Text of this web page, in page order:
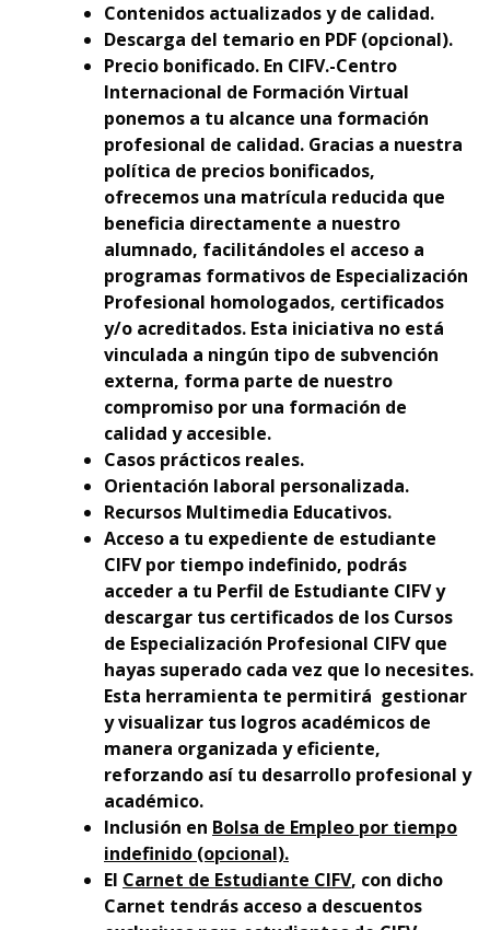
Contenidos actualizados y de calidad.
Descarga del temario en PDF (opcional).
Precio bonificado. En CIFV.-Centro
Internacional de Formación Virtual
ponemos a tu alcance una formación
profesional de calidad. Gracias a nuestra
política de precios bonificados,
ofrecemos una matrícula reducida que
beneficia directamente a nuestro
alumnado, facilitándoles el acceso a
programas formativos de Especialización
Profesional homologados, certificados
y/o acreditados. Esta iniciativa no está
vinculada a ningún tipo de subvención
externa, forma parte de nuestro
compromiso por una formación de
calidad y accesible.
Casos prácticos reales.
Orientación laboral personalizada.
Recursos Multimedia Educativos.
Acceso a tu expediente de estudiante
CIFV por tiempo indefinido, podrás
acceder a tu Perfil de Estudiante CIFV y
descargar tus certificados de los Cursos
de Especialización Profesional CIFV que
hayas superado cada vez que lo necesites.
Esta herramienta te permitirá gestionar
y visualizar tus logros académicos de
manera organizada y eficiente,
reforzando así tu desarrollo profesional y
académico.
Inclusión en Bolsa de Empleo por tiempo
indefinido (opcional).
El Carnet de Estudiante CIFV, con dicho
Carnet tendrás acceso a descuentos